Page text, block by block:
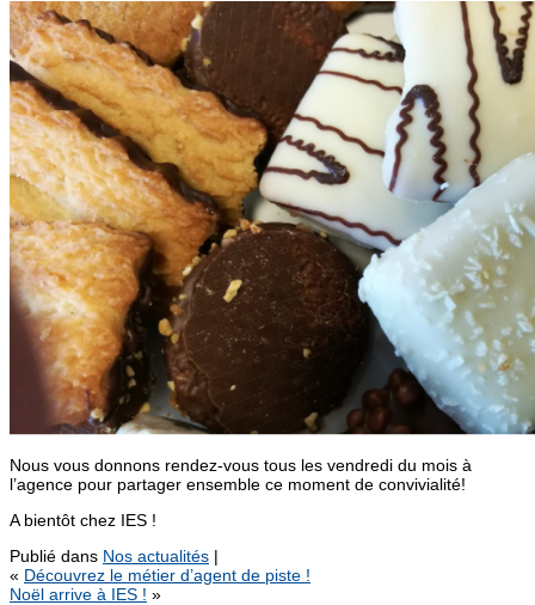
Nous vous donnons rendez-vous tous les vendredi du mois à
l’agence pour partager ensemble ce moment de convivialité!
A bientôt chez IES !
Publié dans Nos actualités |
« Découvrez le métier d’agent de piste !
Noël arrive à IES ! »